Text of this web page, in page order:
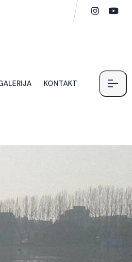
KONTAKT